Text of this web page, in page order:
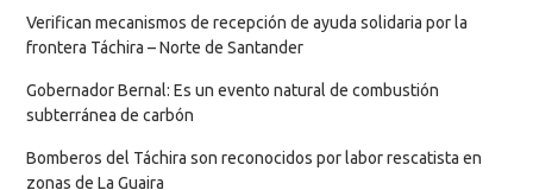
Verifican mecanismos de recepción de ayuda solidaria por la
frontera Táchira – Norte de Santander
Gobernador Bernal: Es un evento natural de combustión
subterránea de carbón
Bomberos del Táchira son reconocidos por labor rescatista en
zonas de La Guaira